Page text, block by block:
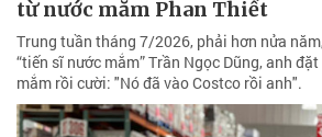
từ nước mắm Phan Thiết
Trung tuần tháng 7/2026, phải hơn nửa
“tiến sĩ nước mắm” Trần Ngọc Dũng, anh
mắm rồi cười: "Nó đã vào Costco rồi anh".